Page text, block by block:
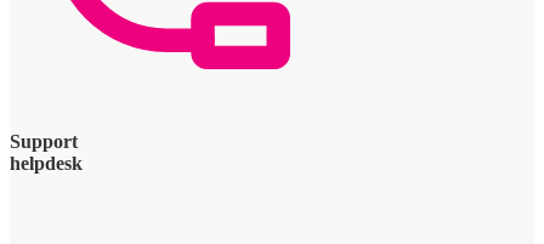
Support
helpdesk